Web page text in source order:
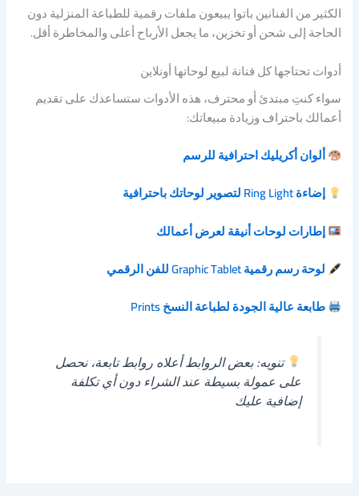
الكثير من الفنانين باتوا يبيعون ملفات رقمية للطباعة المنزلية دون
الحاجة إلى شحن أو تخزين، ما يجعل الأرباح أعلى والمخاطرة أقل.
أدوات تحتاجها كل فنانة لبيع لوحاتها أونلاين
سواء كنتِ مبتدئ أو محترف، هذه الأدوات ستساعدك على تقديم
أعمالك باحتراف وزيادة مبيعاتك:
ألوان أكريليك احترافية للرسم
إضاءة Ring Light لتصوير لوحاتك باحترافية
إطارات لوحات أنيقة لعرض أعمالك
لوحة رسم رقمية Graphic Tablet للفن الرقمي
طابعة عالية الجودة لطباعة النسخ Prints
تنويه: بعض الروابط أعلاه روابط تابعة، نحصل
على عمولة بسيطة عند الشراء دون أي تكلفة
إضافية عليك